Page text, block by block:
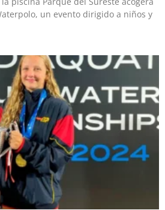
un evento dirigido a niños y